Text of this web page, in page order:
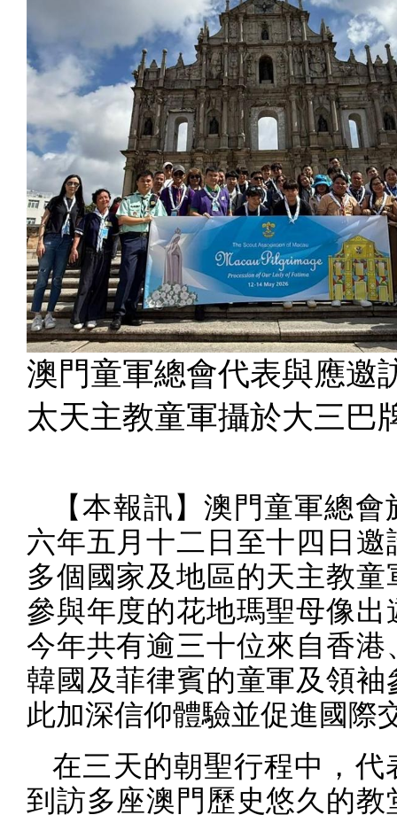
澳門童軍總會代表與應邀
太天主教童軍攝於大三巴
【本報訊】澳門童軍總
六年五月十二日至十四日邀
多個國家及地區的天主教童
參與年度的花地瑪聖母像出
今年共有逾三十位來自香港
韓國及菲律賓的童軍及領袖
此加深信仰體驗並促進國際
在三天的朝聖行程中，代
到訪多座澳門歷史悠久的教